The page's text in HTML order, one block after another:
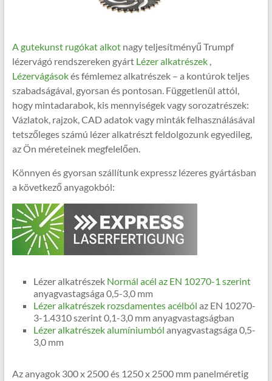
A gutekunst rugókat alkotnagy teljesítményű Trumpf
lézervágó rendszereken gyártLézer alkatrészek,
Lézervágásokés fémlemez alkatrészek – a kontúrok teljes
szabadságával, gyorsan és pontosan. Függetlenül attól,
hogy mintadarabok, kis mennyiségek vagy sorozatrészek:
Vázlatok, rajzok, CAD adatok vagy minták felhasználásával
tetszőleges számú lézer alkatrészt feldolgozunk egyedileg,
az Ön méreteinek megfelelően.
Könnyen és gyorsan szállítunk expressz lézeres gyártásban
a következő anyagokból:
Lézer alkatrészekNormál acél az EN 10270-1 szerint
anyagvastagsága 0,5-3,0 mm
Lézer alkatrészek rozsdamentes acélból az EN 10270-
3-1.4310 szerint 0,1-3,0 mm anyagvastagságban
Lézer alkatrészek alumíniumból anyagvastagsága 0,5-
3,0 mm
Az anyagok 300 x 2500 és 1250 x 2500 mm panelméretig